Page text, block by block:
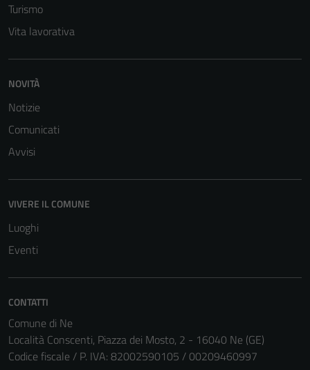
Turismo
Vita lavorativa
NOVITÀ
Notizie
Comunicati
Avvisi
VIVERE IL COMUNE
Luoghi
Eventi
CONTATTI
Comune di Ne
Località Conscenti, Piazza dei Mosto, 2 - 16040 Ne (GE)
Codice fiscale / P. IVA: 82002590105 / 00209460997
Tecnici
possono
non raccolgono
informazioni